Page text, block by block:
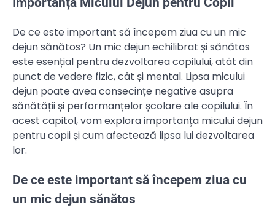
De ce este important să începem ziua cu un mic
dejun sănătos? Un mic dejun echilibrat și sănătos
este esențial pentru dezvoltarea copilului, atât din
punct de vedere fizic, cât și mental. Lipsa micului
dejun poate avea consecințe negative asupra
sănătății și performanțelor școlare ale copilului. În
acest capitol, vom explora importanța micului dejun
pentru copii și cum afectează lipsa lui dezvoltarea
lor.
De ce este important să începem ziua cu
un mic dejun sănătos